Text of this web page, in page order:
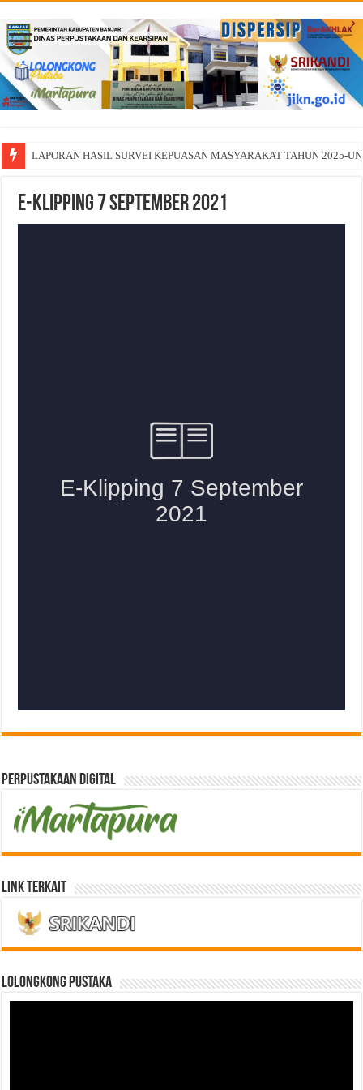
LAPORAN HASIL SURVEI KEPUASAN MASYARAKAT TAHUN 2025-
E-Klipping 7 September 2021
Perpustakaan Digital
Link Terkait
LOLONGKONG PUSTAKA